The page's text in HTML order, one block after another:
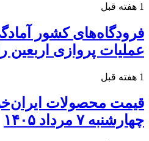
1 هفته قبل
فرودگاه‌های کشور
عملیات پروازی اربعین
1 هفته قبل
قیمت محصولات
چهارشنبه ۷ مرداد ۱۴۰۵